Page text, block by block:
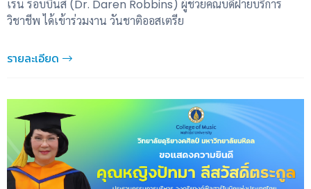
เรน ร๊อบบินส์ (Dr. Daren Robbins) ผู้ช่วยคณบดีฝ่ายบริการ
วิชาชีพ ได้เข้าร่วมงาน วันชาติออสเตรีย
รายละเอียด